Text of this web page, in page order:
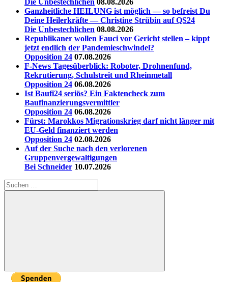
Ganzheitliche HEILUNG ist möglich — so befreist Du
Deine Heilerkräfte — Christine Strübin auf QS24
Die Unbestechlichen 08.08.2026
Republikaner wollen Fauci vor Gericht stellen – kippt
jetzt endlich der Pandemieschwindel?
Opposition 24 07.08.2026
F-News Tagesüberblick: Roboter, Drohnenfund,
Rekrutierung, Schulstreit und Rheinmetall
Opposition 24 06.08.2026
Ist Baufi24 seriös? Ein Faktencheck zum
Baufinanzierungsvermittler
Opposition 24 06.08.2026
Fürst: Marokkos Migrationskrieg darf nicht länger mit
EU-Geld finanziert werden
Opposition 24 02.08.2026
Auf der Suche nach den verlorenen
Gruppenvergewaltigungen
Bei Schneider 10.07.2026
Suchen
nach:
Suchen